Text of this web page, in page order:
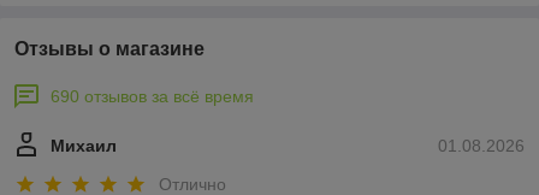
Отзывы о магазине
690 отзывов за всё время
01.08.2026
Михаил
Отлично